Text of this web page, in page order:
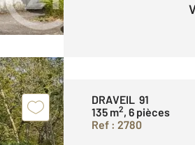
DRAVEIL 91
135 m2, 6 pièces
Ref : 2780